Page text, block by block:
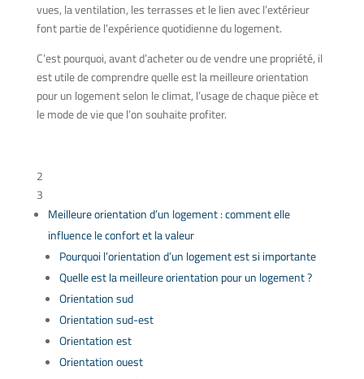
vues, la ventilation, les terrasses et le lien avec l’extérieur
font partie de l’expérience quotidienne du logement.
C’est pourquoi, avant d’acheter ou de vendre une propriété, il
est utile de comprendre quelle est la meilleure orientation
pour un logement selon le climat, l’usage de chaque pièce et
le mode de vie que l’on souhaite profiter.
2
3
Meilleure orientation d’un logement : comment elle
influence le confort et la valeur
Pourquoi l’orientation d’un logement est si importante
Quelle est la meilleure orientation pour un logement ?
Orientation sud
Orientation sud-est
Orientation est
Orientation ouest